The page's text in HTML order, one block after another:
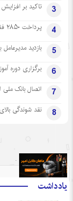
3 تاکید بر
4 پرداخت ۲۸۵۰ فقره وام فرزندآوری توسط موسسه اعتباری ملل
5 بازدید
6 برگزاری دوره
7 اتصال بانک
8 نقد شوندگی
یادداشت
.